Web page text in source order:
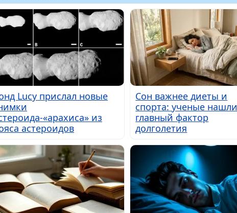
Lucy прислал новые
«арахиса» из
астероидов
Сон важнее диеты и
спорта: ученые нашли
главный фактор
долголетия